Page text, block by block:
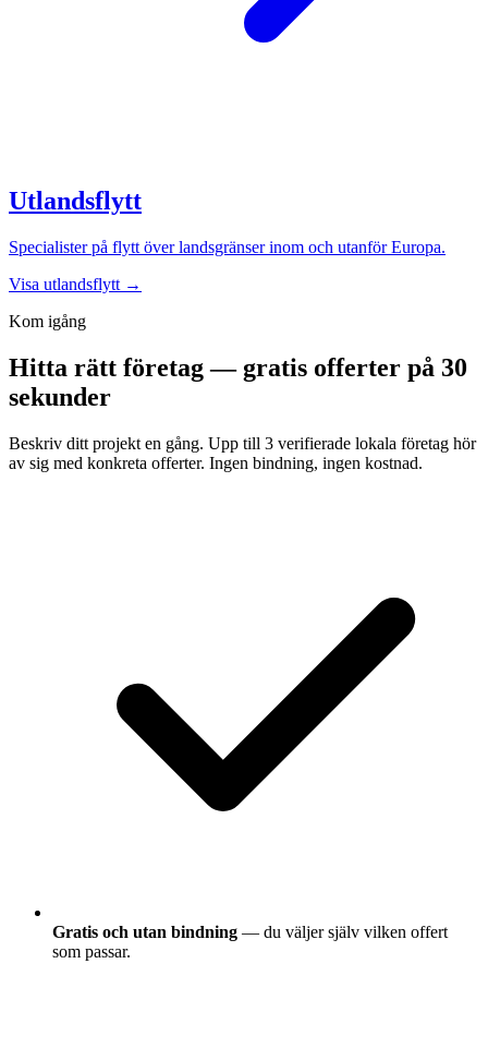
Utlandsflytt
Specialister på flytt över landsgränser inom och utanför Europa.
Visa utlandsflytt →
Kom igång
Hitta rätt företag — gratis offerter på 30
sekunder
Beskriv ditt projekt en gång. Upp till 3 verifierade lokala företag hör
av sig med konkreta offerter. Ingen bindning, ingen kostnad.
Gratis och utan bindning — du väljer själv vilken offert
som passar.